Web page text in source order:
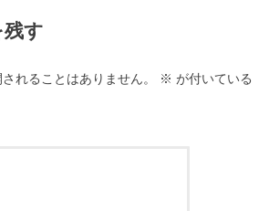
す
れることはありません。 ※ が付いている